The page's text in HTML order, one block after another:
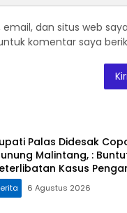
dan situs web
komentar saya
Palas Didesak
Malintang, :
Kasus
Balaka
6 Agustus 2026